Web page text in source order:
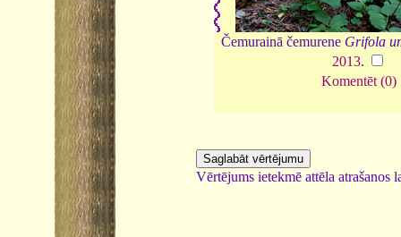
Čemurainā čemurene Grifola
2013.
Komentēt (0)
Vērtējums ietekmē attēla atrašanos